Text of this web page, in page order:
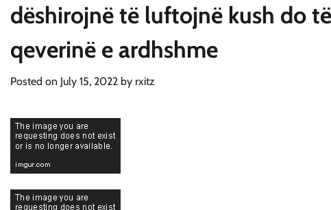
dëshirojnë të luftojnë kush do
qeverinë e ardhshme
Posted on July 15, 2022 by rxitz